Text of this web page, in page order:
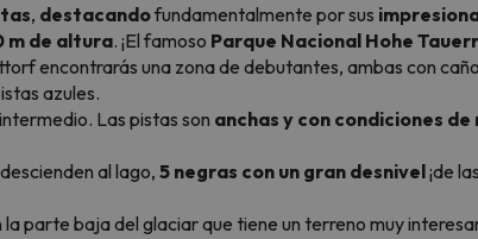
, destacandofundamentalmente por sus
m de altura. ¡El famoso Parque Nacional Hohe
encontrarás una zona de debutantes, ambas con
azules.
Las pistas son anchas y con condiciones
al lago, 5 negras con un gran desnivel¡de
parte baja del glaciar que tiene un terreno muy